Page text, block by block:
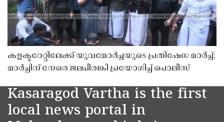
കളക്ടറേറ്റിലേക്ക് യുവമോർച്ചയുടെ പ്രതിഷേധ മാർച്ച്;
മാർച്ചിന് നേരെ ജലപീരങ്കി പ്രയോഗിച്ച് പൊലീസ്
Kasaragod Vartha is the first
local news portal in